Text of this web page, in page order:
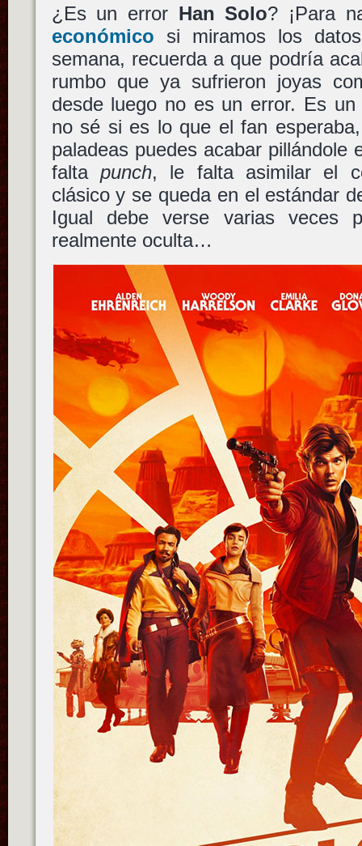
¿Es un error Han Solo? ¡Para
económico si miramos los
semana, recuerda a que podría
rumbo que ya sufrieron joyas
desde luego no es un error. Es
no sé si es lo que el fan
paladeas puedes acabar pillándole
falta punch, le falta asimilar el
clásico y se queda en el estándar
Igual debe verse varias veces
realmente oculta…